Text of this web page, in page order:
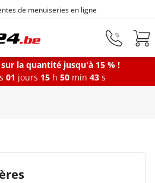
contenu principal
de menuiseries en ligne
la quantité jusqu'à 15 % !
01 jours 15 h 50 min 43 s